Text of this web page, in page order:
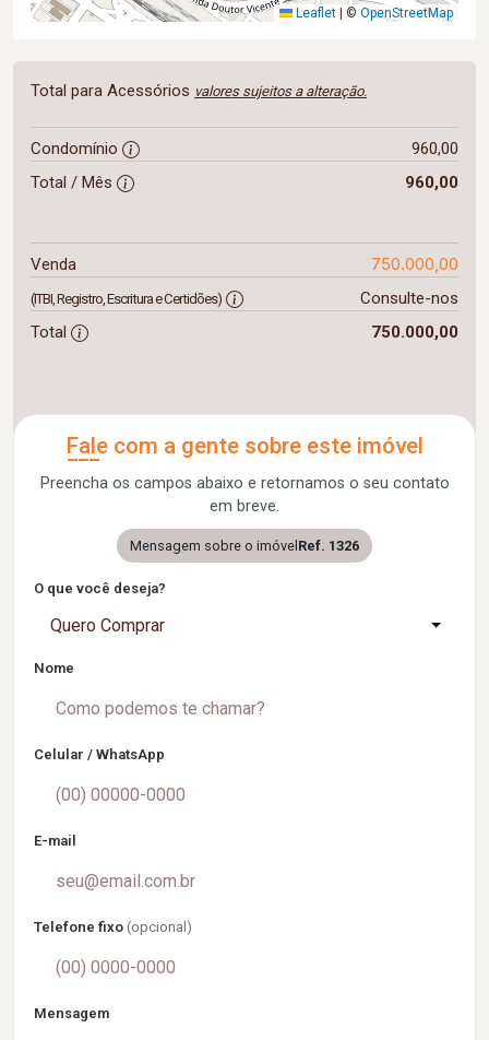
Leaflet © OpenStreetMap
Total para Acessórios valores sujeitos a alteração.
Condomínio
960,00
Total / Mês
960,00
Venda 750.000,00
(ITBI, Registro, Escritura e Certidões)
Consulte-nos
Total
750.000,00
Fale com a gente sobre este imóvel
Preencha os campos abaixo e retornamos o seu contato
em breve.
Mensagem sobre o imóvel Ref. 1326
O que você deseja?
Quero Comprar
Nome
Celular / WhatsApp
E-mail
Telefone fixo (opcional)
Mensagem